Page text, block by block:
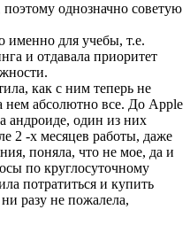
однозначно советую
именно для учебы, т.е.
и отдавала приоритет
как с ним теперь не
нем абсолютно все. До Apple
андроиде, один из них
2 -х месяцев работы, даже
поняла, что не мое, да и
по круглосуточному
потратиться и купить
разу не пожалела,